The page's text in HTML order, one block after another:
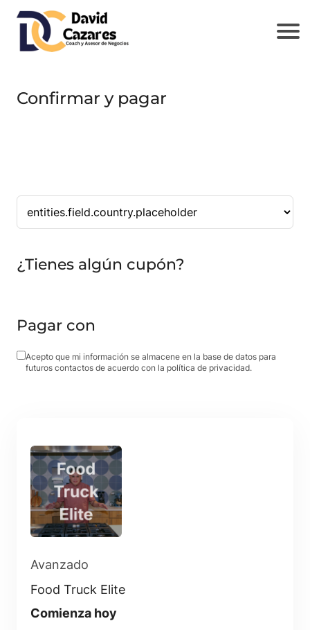
Confirmar y pagar
¿Tienes algún cupón?
Pagar con
Acepto que mi información se almacene en la base de datos para
futuros contactos de acuerdo con la política de privacidad.
Avanzado
Food Truck Elite
Comienza hoy